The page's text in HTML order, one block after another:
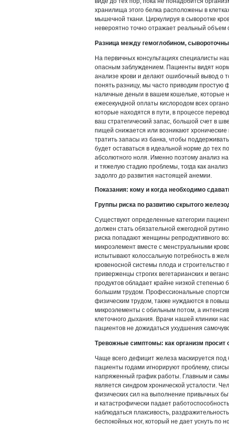
хранилища этого белка расположены в
мышечной ткани. Циркулируя в сыворотке
невероятно точно отражает реальный объем
Разница между гемоглобином,
На первичных консультациях специалисты
опасным заблуждением. Пациенты видят
анализе крови и делают ошибочный вывод о
понять разницу, мы часто приводим
наличные деньги в вашем кошельке, которые
ежесекундной оплаты кислородом всех
которые находятся в пути, в процессе
ваш стратегический запас, большой счет в
пищей снижается или возникают
тратить запасы из банка, чтобы
будет оставаться в идеальной норме до тех
абсолютного ноля. Именно поэтому анализ
и тяжелую стадию проблемы, тогда как
задолго до развития настоящей анемии.
Показания: кому и когда необходимо
Группы риска по развитию скрытого
Существуют определенные категории
должен стать обязательной ежегодной
риска попадают женщины репродуктивного
микроэлемент вместе с менструальными
испытывают колоссальную потребность в
кровеносной системы плода и
приверженцы строгих вегетарианских и
продуктов обладает крайне низкой степенью
большим трудом. Профессиональные
физическим трудом, также нуждаются в
микроэлементы с обильным потом, а
клеточного дыхания. Врачи нашей клиники
пациентов не дожидаться ухудшения
Тревожные симптомы: как организм просит
Чаще всего дефицит железа маскируется
пациенты годами игнорируют проблему,
напряженный график работы. Главным и
является синдром хронической усталости.
физических сил на выполнение привычных
и катастрофически падает
наблюдаться плаксивость,
беспокойных ног, который не дает уснуть по